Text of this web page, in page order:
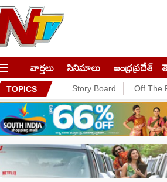
వార్తలు సినిమాలు ఆంధ్రప్రదేశ్
TOPICS Story Board Off The